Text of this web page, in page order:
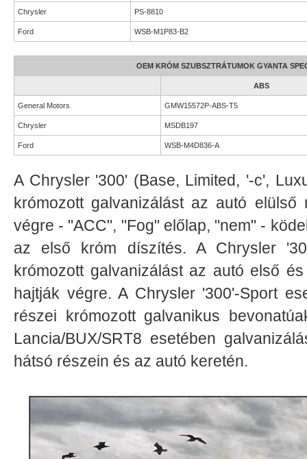
Chrysler PS-8810
Ford WSB-M1P83-B2
OEM KRÓM SZUBSZTRÁTUMOK GYANTA
ABS
General Motors GMW15572P-ABS-T5
Chrysler MSDB197
Ford WSB-M4D836-A
A Chrysler '300' (Base, Limited, '-c',
krómozott galvanizálást az autó elülső
végre - "ACC", "Fog" előlap, "nem" -
az első króm díszítés. A Chrysler
krómozott galvanizálást az autó első
hajtják végre. A Chrysler '300'-Sport
részei krómozott galvanikus
Lancia/BUX/SRT8 esetében
hátsó részein és az autó keretén.